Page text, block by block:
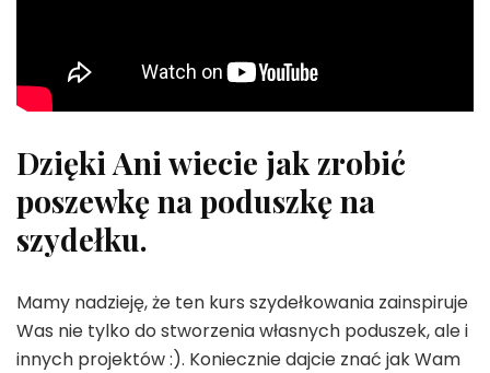
Dzięki Ani wiecie jak zrobić
poszewkę na poduszkę na
szydełku.
Mamy nadzieję, że ten kurs szydełkowania zainspiruje
Was nie tylko do stworzenia własnych poduszek, ale i
innych projektów :). Koniecznie dajcie znać jak Wam